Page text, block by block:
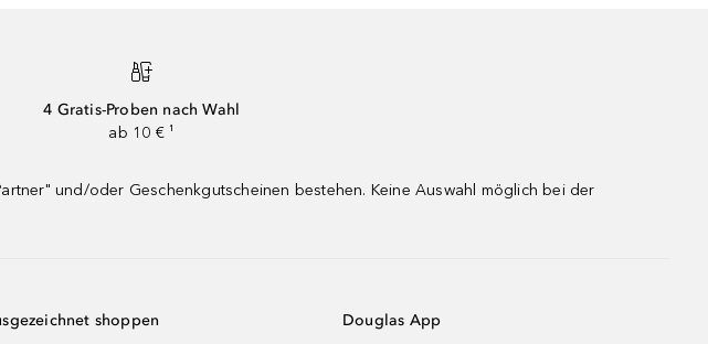
4 Gratis-Proben nach Wahl
ab 10 € ¹
und/oder Geschenkgutscheinen bestehen. Keine Auswahl möglich bei der
shoppen Douglas App